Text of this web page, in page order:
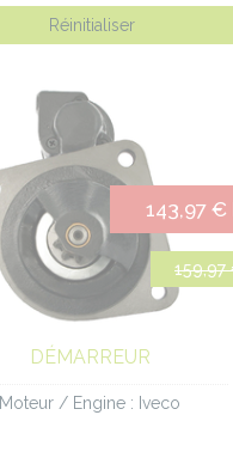
159,97
143,97 €
DÉMARREUR
Moteur / Engine : Iveco